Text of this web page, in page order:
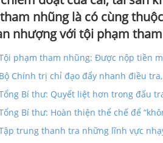
nhũng là có cùng
nhượng với tội phạm
phạm tham nhũng: Được nộp tiền
Bộ Chính trị chỉ đạo đẩy nhanh điều
Bí thư: Quyết liệt hơn trong đấu
Bí thư: Hoàn thiện thể chế để
trung thanh tra những lĩnh vực